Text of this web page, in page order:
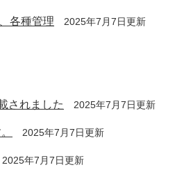
各種管理 2025年7月7日更新
されました 2025年7月7日更新
2025年7月7日更新
2025年7月7日更新